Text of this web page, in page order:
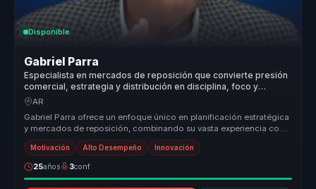
Disponible
Gabriel Parra
Especialista en mercados de reposición que convierte presión
comercial, estrategia y distribución en disciplina, foco y
ejecución para equipos de ventas.
AR
Gabriel Parra ofrece un enfoque único en planificación estratégica
y mercados de reposición, combinando su vasta experiencia con
un estil...
Motivación Alto Desempeño Innovación
25años 3conf.